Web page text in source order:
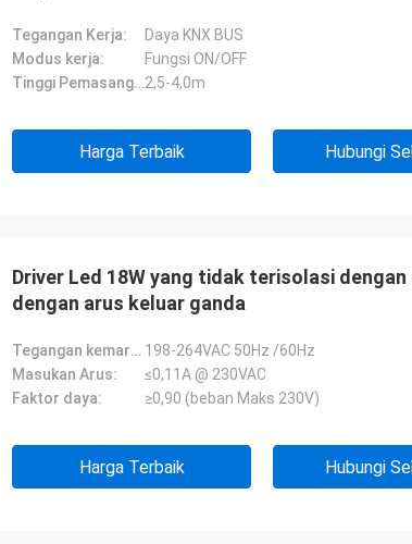
Tegangan Kerja:
Daya KNX BUS
Modus kerja:
Fungsi ON/OFF
Tinggi Pemasangan:2,5-4,0m
Harga Terbaik Hubungi
Driver Led 18W yang tidak terisolasi
dengan arus keluar ganda
Tegangan kemarahan: 198-264VAC 50Hz /60Hz
Masukan Arus:
≤0,11A @ 230VAC
Faktor daya:
≥0,90 (beban Maks 230V)
Harga Terbaik Hubungi